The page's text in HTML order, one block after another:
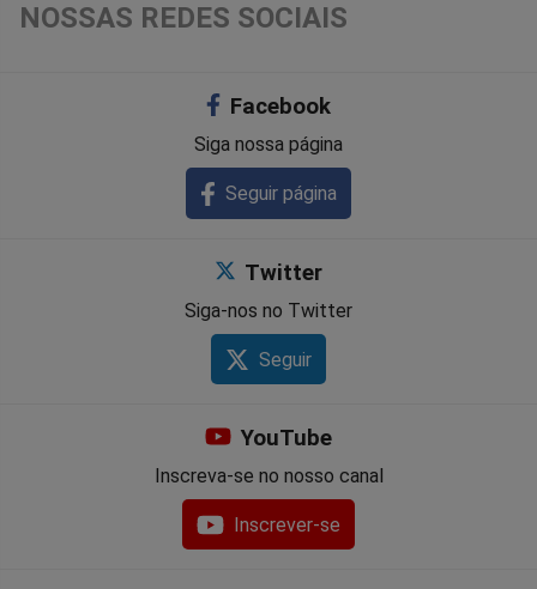
NOSSAS REDES SOCIAIS
Facebook
Siga nossa página
Seguir página
Twitter
Siga-nos no Twitter
Seguir
YouTube
Inscreva-se no nosso canal
Inscrever-se